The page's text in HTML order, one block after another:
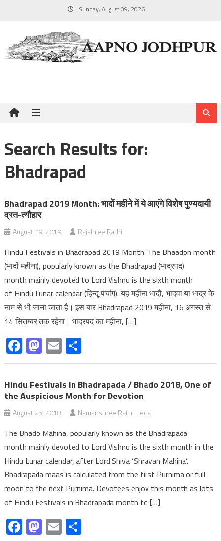
Sunday, August 09, 2026
Search Results for:
Bhadrapad
Bhadrapad 2019 Month: भादों महीने में ये आएंगे विशेष पुण्यदायी
व्रत-त्यौहार
August 19, 2019 Rajshree Rathi
Hindu Festivals in Bhadrapad 2019 Month: The Bhaadon month
(भादों महीना), popularly known as the Bhadrapad (भाद्रपद)
month mainly devoted to Lord Vishnu is the sixth month
of Hindu Lunar calendar (हिन्दू पंचांग). यह महीना भादौ, भादवा या भाद्र के
नाम से भी जाना जाता है। इस बार Bhadrapad 2019 महीना, 16 अगस्त से
14 सितम्बर तक रहेगा। भाद्रपद का महीना, […]
Facebook
Mastodon
EmailShare
Hindu Festivals in Bhadrapada / Bhado 2018, One of
the Auspicious Month for Devotion
August 25, 2018 Namanshree Rathi Heda
The Bhado Mahina, popularly known as the Bhadrapada
month mainly devoted to Lord Vishnu is the sixth month in the
Hindu Lunar calendar, after Lord Shiva ‘Shravan Mahina‘.
Bhadrapada maas is calculated from the first Purnima or full
moon to the next Purnima. Devotees enjoy this month as lots
of Hindu Festivals in Bhadrapada month to […]
Facebook
Mastodon
EmailShare